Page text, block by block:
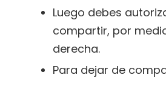
Luego debes
compartir, por
derecha.
Para dejar de